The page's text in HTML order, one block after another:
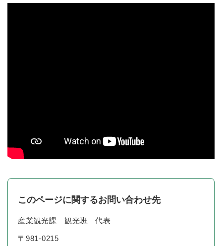
このページに関するお問い合わせ先
産業観光課 観光班 代表
〒981-0215